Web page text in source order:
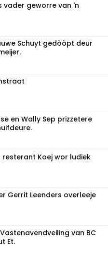
vader geworre van 'n
Schuyt gedòòpt deur
en Wally Sep prizzetere
resterant Koej wor ludiek
Gerrit Leenders overleeje
van BC
Et.